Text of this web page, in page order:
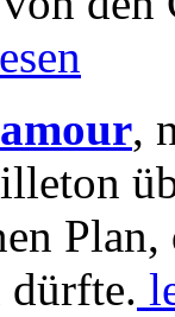
,
Plan,
dürfte.